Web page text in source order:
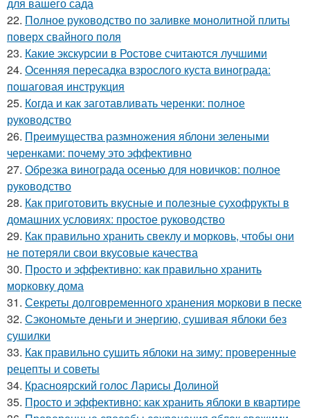
для вашего сада
22. Полное руководство по заливке монолитной плиты
поверх свайного поля
23. Какие экскурсии в Ростове считаются лучшими
24. Осенняя пересадка взрослого куста винограда:
пошаговая инструкция
25. Когда и как заготавливать черенки: полное
руководство
26. Преимущества размножения яблони зелеными
черенками: почему это эффективно
27. Обрезка винограда осенью для новичков: полное
руководство
28. Как приготовить вкусные и полезные сухофрукты в
домашних условиях: простое руководство
29. Как правильно хранить свеклу и морковь, чтобы они
не потеряли свои вкусовые качества
30. Просто и эффективно: как правильно хранить
морковку дома
31. Секреты долговременного хранения моркови в песке
32. Сэкономьте деньги и энергию, сушивая яблоки без
сушилки
33. Как правильно сушить яблоки на зиму: проверенные
рецепты и советы
34. Красноярский голос Ларисы Долиной
35. Просто и эффективно: как хранить яблоки в квартире